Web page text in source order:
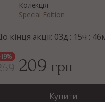
Колекція
Special Edition
кінця акції: 03д : 15ч : 46
-19% 209 грн
Купити